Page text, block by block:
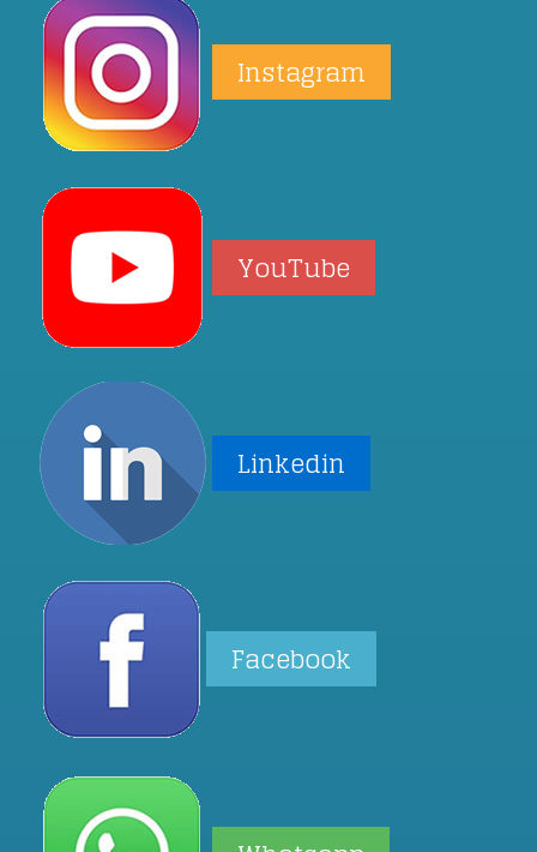
Instagram
YouTube
Linkedin
Facebook